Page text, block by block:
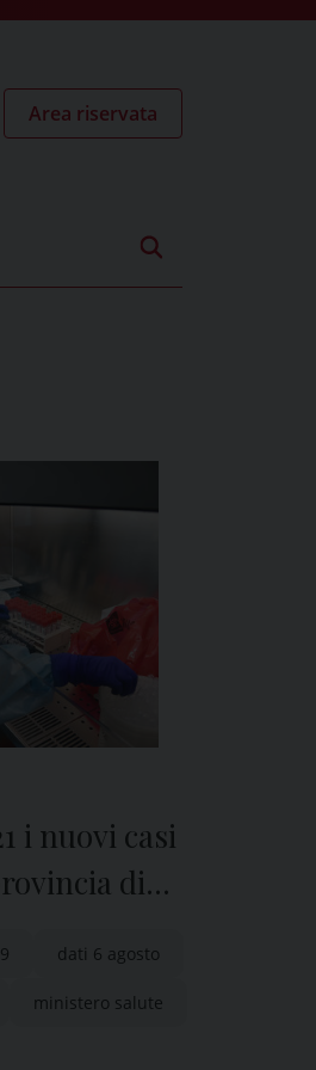
Area riservata
i nuovi casi
di
dati 6 agosto
ministero salute